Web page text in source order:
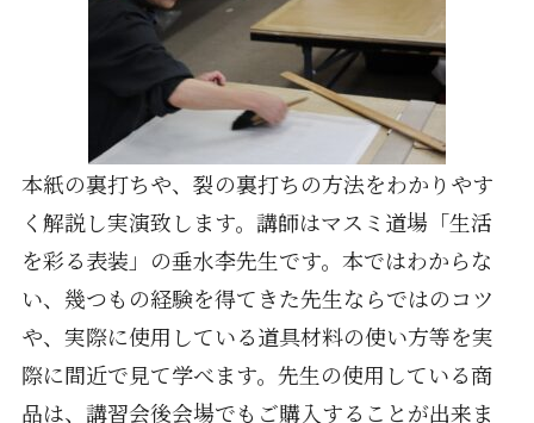
本紙の裏打ちや、裂の裏打ちの方法をわかりやす
く解説し実演致します。講師はマスミ道場「生活
を彩る表装」の垂水李先生です。本ではわからな
い、幾つもの経験を得てきた先生ならではのコツ
や、実際に使用している道具材料の使い方等を実
際に間近で見て学べます。先生の使用している商
品は、講習会後会場でもご購入することが出来ま